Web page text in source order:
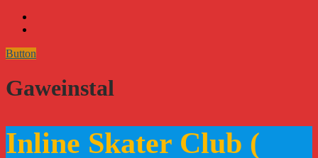
Button
Gaweinstal
Inline Skater Club (